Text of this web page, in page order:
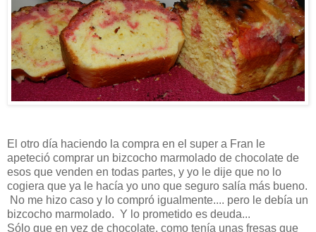
El otro día haciendo la compra en el super a Fran le
apeteció comprar un bizcocho marmolado de chocolate de
esos que venden en todas partes, y yo le dije que no lo
cogiera que ya le hacía yo uno que seguro salía más bueno.
No me hizo caso y lo compró igualmente.... pero le debía un
bizcocho marmolado. Y lo prometido es deuda...
Sólo que en vez de chocolate, como tenía unas fresas que